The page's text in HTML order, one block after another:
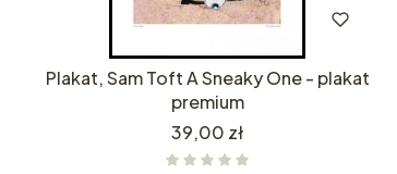
Plakat, Sam Toft A Sneaky One - plakat
premium
Cena
39,00 zł